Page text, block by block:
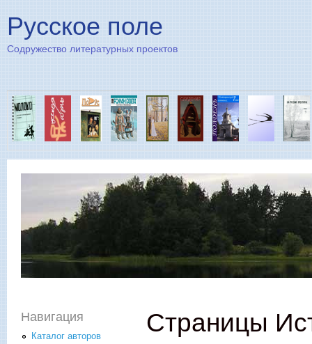
Русское поле
Содружество литературных проектов
Страницы
Навигация
Каталог авторов